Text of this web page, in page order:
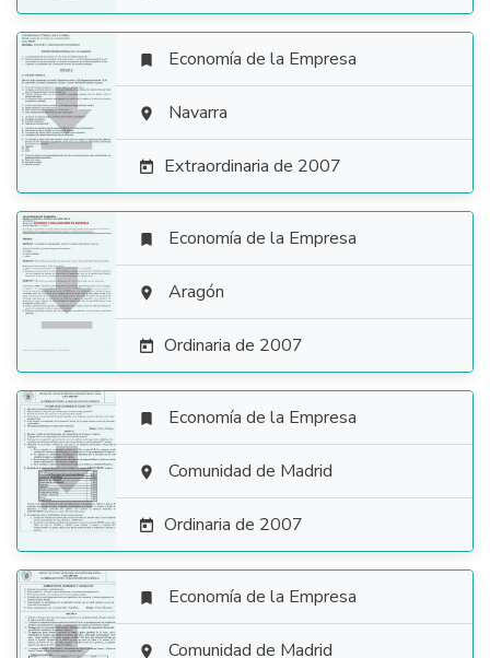

 Economía de la Empresa
 Navarra
 Extraordinaria de 2007

 Economía de la Empresa
 Aragón
 Ordinaria de 2007

 Economía de la Empresa
 Comunidad de Madrid
 Ordinaria de 2007
 Economía de la Empresa
 Comunidad de Madrid